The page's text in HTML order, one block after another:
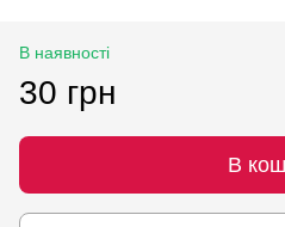
В наявності
30 грн
В